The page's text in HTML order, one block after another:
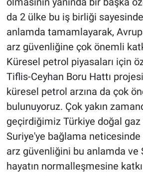
da 2 ülke bu iş birliği
anlamda tamamlayarak,
arz güvenliğine çok önemli
Küresel petrol piyasaları için
Tiflis-Ceyhan Boru Hattı
küresel petrol arzına da çok
bulunuyoruz. Çok yakın
geçirdiğimiz Türkiye doğal
Suriye'ye bağlama
arz güvenliğini bu anlamda ve
hayatın normalleşmesine